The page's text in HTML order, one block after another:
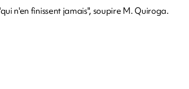
n'en finissent jamais", soupire M. Quiroga.